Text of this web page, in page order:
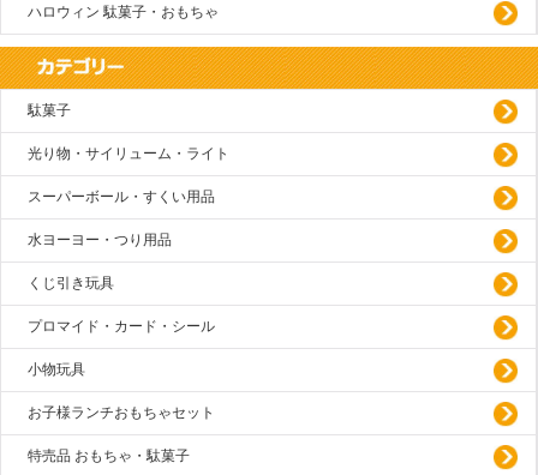
ハロウィン 駄菓子・おもちゃ
駄菓子
光り物・サイリューム・ライト
スーパーボール・すくい用品
水ヨーヨー・つり用品
くじ引き玩具
プロマイド・カード・シール
小物玩具
お子様ランチおもちゃセット
特売品 おもちゃ・駄菓子